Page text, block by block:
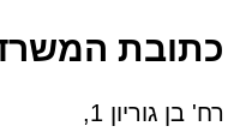
כתובת
רח' בן גוריון 1,